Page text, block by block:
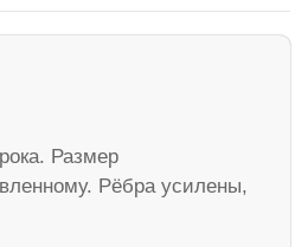
Размер
Рёбра усилены,